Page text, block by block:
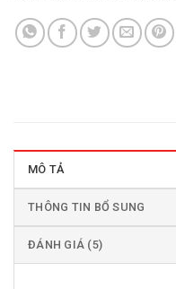
MÔ TẢ
THÔNG TIN BỔ SUNG
ĐÁNH GIÁ (5)